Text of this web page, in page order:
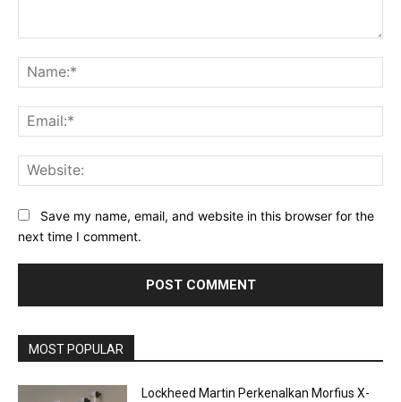
Save my name, email, and website in this browser for the
next time I comment.
MOST POPULAR
Lockheed Martin Perkenalkan Morfius X-